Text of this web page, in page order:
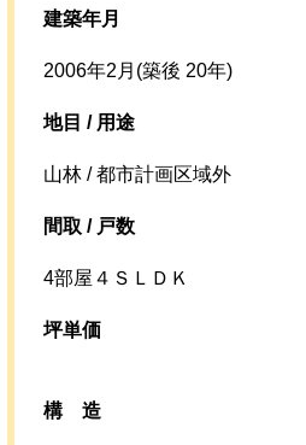
建築年月
2006年2月(築後 20年)
地目 / 用途
山林 / 都市計画区域外
間取 / 戸数
4部屋４ＳＬＤＫ
坪単価
構造